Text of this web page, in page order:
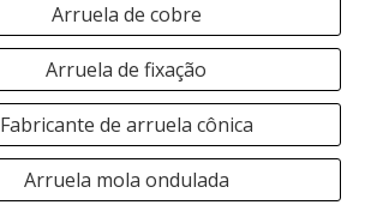
Arruela de cobre
Arruela de fixação
Fabricante de arruela cônica
Arruela mola ondulada